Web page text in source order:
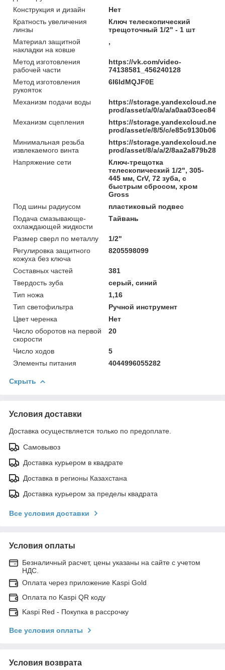
Конструкция и дизайн
Нет
Кратность увеличения
линзы
Ключ телескопический
трещоточный 1/2" - 1 шт
Материал защитной
накладки на ковше
,
Метод изготовления
рабочей части
https://vk.com/video-
74138581_456240128
Метод изготовления
рукояток
6I6ldMQJF0E
Механизм подачи воды
https://storage.yandexcloud.net/
prod/asset/a/0/a/a/
Механизм сцепления
https://storage.yandexcloud.net/
prod/asset/e/8/5/c/
Минимальная резьба
извлекаемого винта
https://storage.yandexcloud.net/
prod/asset/8/a/a/2/
Напряжение сети
Ключ-трещотка
телескопический 1/2", 305-
445 мм, CrV, 72 зуба, с
быстрым сбросом, хром
Gross
Под шины радиусом
пластиковый подвес
Подача смазывающе-
охлаждающей жидкости
Тайвань
Размер сверл по металлу
1/2"
Регулировка защитного
кожуха без ключа
8205598099
Составных частей
381
Твердость зуба
серый, синий
Тип ножа
1,16
Тип светофильтра
Ручной инструмент
Цвет черенка
Нет
Число оборотов на первой
скорости
20
Число ходов
5
Элементы питания
4044996055282
Скрыть
Условия доставки
Доставка осуществляется только по предоплате.
Самовывоз
Доставка курьером в квадрате
Доставка в регионы Казахстана
Доставка курьером за пределы квадрата
Все условия доставки
Условия оплаты
Безналичный расчет, цены указаны на сайте с учетом
НДС.
Оплата через приложение Kaspi Gold
Оплата по Kaspi QR коду
Kaspi Red - Покупка в рассрочку
Все условия оплаты
Условия возврата